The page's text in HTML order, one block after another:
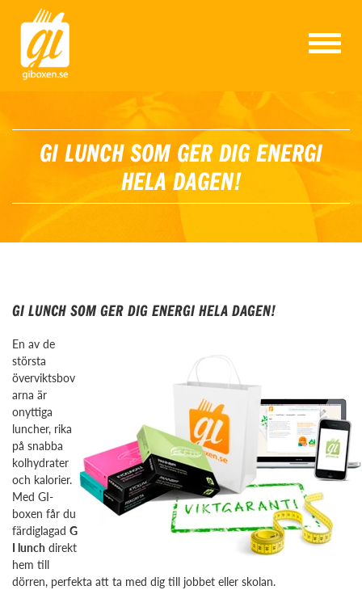
T
o
n
i
GI LUNCH SOM GER DIG ENERGI
HELA DAGEN!
GI LUNCH SOM GER DIG ENERGI HELA DAGEN!
En av de
största
överviktsbov
arna är
onyttiga
luncher, rika
på snabba
kolhydrater
och kalorier.
Med GI-
boxen får du
färdiglagad G
I lunch direkt
hem till
dörren, perfekta att ta med dig till jobbet eller skolan.